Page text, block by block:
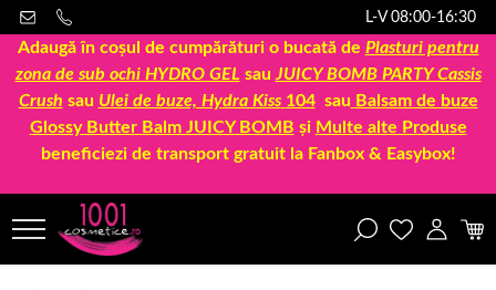
L-V 08:00-16:30
Adaugă în coșul de cumpărături o bucată de Plasturi pentru
zona de sub ochi HYDRO GEL sau JUICY BOMB PARTY Cassis
Crush sau Ulei de buze, Hydra Kiss 104sau Balsam de buze
Glossy Butter Balm JUICY BOMB și Multe alte Produse
beneficiezi de transport gratuit la Fanbox & Easybox!